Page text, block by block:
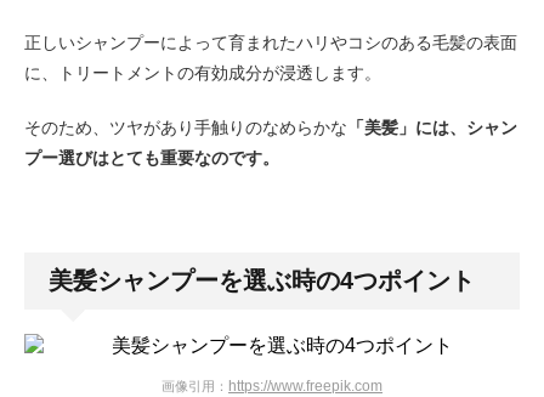
正しいシャンプーによって育まれたハリやコシのある毛髪の表面
に、トリートメントの有効成分が浸透します。
そのため、ツヤがあり手触りのなめらかな 「美髪」には、シャン
プー選びはとても重要なのです。
美髪シャンプーを選ぶ時の4つポイント
画像引用： https://www.freepik.com